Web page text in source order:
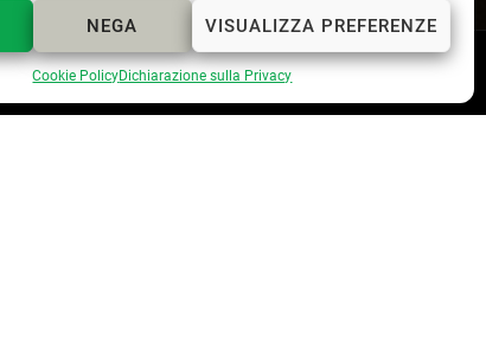
NEGA VISUALIZZA PREFERENZE
Cookie PolicyDichiarazione sulla Privacy
WebmasterLapo Cerchiai